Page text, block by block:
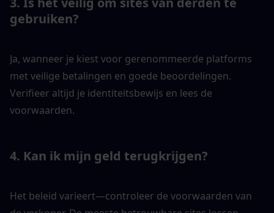
gebruiken?
Ja, wanneer je kiest voor gerenommeerde platforms
met veilige betalingen en goede beoordelingen.
Verifieer altijd je identiteitsbewijs en lees de
voorwaarden.
4. Kan ik mijn geld terugkrijgen?
Het beleid varieert—controleer de voorwaarden van